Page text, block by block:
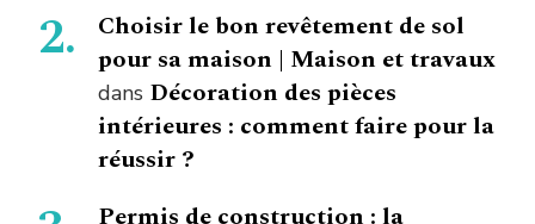
Choisir le bon revêtement de sol
pour sa maison | Maison et travaux
dans Décoration des pièces
intérieures : comment faire pour la
réussir ?